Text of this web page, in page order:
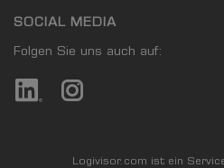
SOCIAL MEDIA
Folgen Sie uns auch auf:
Logivisor.com ist ein